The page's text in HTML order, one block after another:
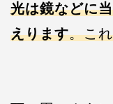
光は鏡などに
えります。こ